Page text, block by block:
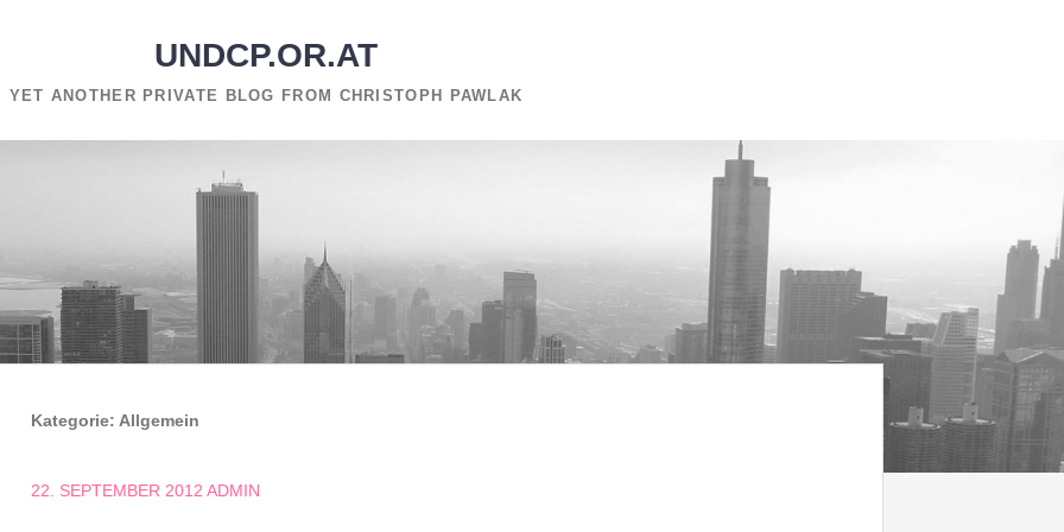
UNDCP.OR.AT
YET ANOTHER PRIVATE BLOG FROM CHRISTOPH PAWLAK
Kategorie:Allgemein
22. SEPTEMBER 2012 ADMIN